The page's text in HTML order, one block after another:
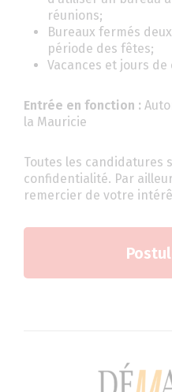
réunions;
Bureaux fermés
période des fêtes;
Vacances et jours de
Entrée en fonction :
la Mauricie
Toutes les candidatures
confidentialité. Par
remercier de votre